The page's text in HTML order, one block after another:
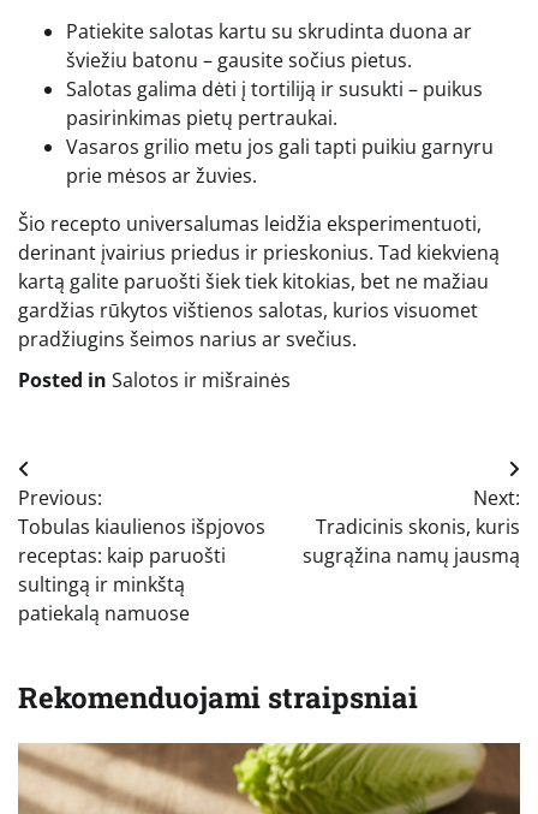
Patiekite salotas kartu su skrudinta duona ar
šviežiu batonu – gausite sočius pietus.
Salotas galima dėti į tortiliją ir susukti – puikus
pasirinkimas pietų pertraukai.
Vasaros grilio metu jos gali tapti puikiu garnyru
prie mėsos ar žuvies.
Šio recepto universalumas leidžia eksperimentuoti,
derinant įvairius priedus ir prieskonius. Tad kiekvieną
kartą galite paruošti šiek tiek kitokias, bet ne mažiau
gardžias rūkytos vištienos salotas, kurios visuomet
pradžiugins šeimos narius ar svečius.
Posted in Salotos ir mišrainės
Navigacija
tarp
įrašų
Previous:
Tobulas kiaulienos išpjovos
receptas: kaip paruošti
sultingą ir minkštą
patiekalą namuose
Next:
Tradicinis skonis, kuris
sugrąžina namų jausmą
Rekomenduojami straipsniai